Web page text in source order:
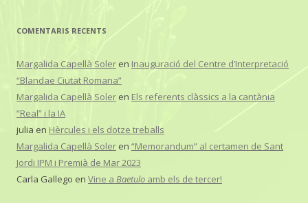
COMENTARIS RECENTS
Margalida Capellà Soler en Inauguració del Centre d’Interpretació
“Blandae Ciutat Romana”
Margalida Capellà Soler en Els referents clàssics a la cantània
“Real” i la IA
julia en Hèrcules i els dotze treballs
Margalida Capellà Soler en “Memorandum” al certamen de Sant
Jordi IPM i Premià de Mar 2023
Carla Gallego en Vine a Baetulo amb els de tercer!